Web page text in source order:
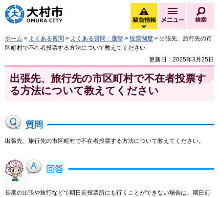
大村市
緊急情報
緊急情報を開く
メニュー
ホーム > よくある質問 > よくある質問：選挙 > 投票制度 > 出張先、旅行先の市
区町村で不在者投票する方法について教えてください
更新日：2025年3月25日
出張先、旅行先の市区町村で不在者投票す
る方法について教えてください
出張先、旅行先の市区町村で不在者投票する方法について教えてください。
長期の出張や旅行などで期日前投票所にも行くことができない場合は、期日前